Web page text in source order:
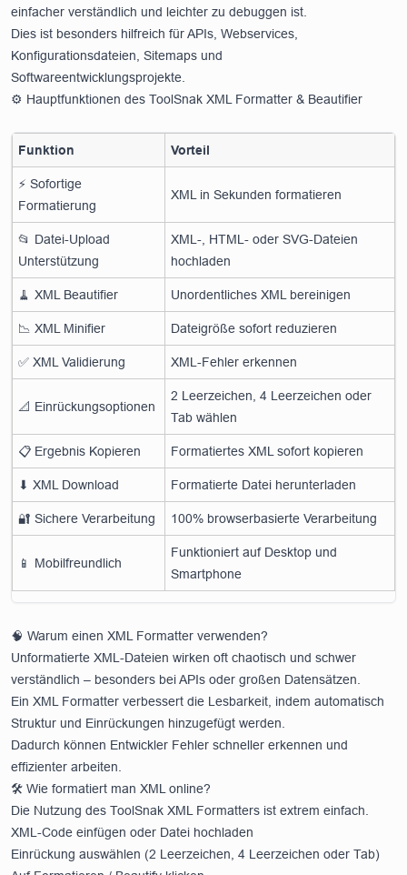
einfacher verständlich und leichter zu debuggen ist.
Dies ist besonders hilfreich für APIs, Webservices,
Konfigurationsdateien, Sitemaps und
Softwareentwicklungsprojekte.
⚙️ Hauptfunktionen des ToolSnak XML Formatter & Beautifier
Funktion Vorteil
⚡ Sofortige
Formatierung
XML in Sekunden formatieren
📂 Datei-Upload
Unterstützung
XML-, HTML- oder SVG-Dateien
hochladen
🧹 XML Beautifier Unordentliches XML bereinigen
📉 XML Minifier Dateigröße sofort reduzieren
✅ XML Validierung XML-Fehler erkennen
📐 Einrückungsoptionen
2 Leerzeichen, 4 Leerzeichen oder
Tab wählen
📋 Ergebnis Kopieren Formatiertes XML sofort kopieren
⬇ XML Download Formatierte Datei herunterladen
🔐 Sichere Verarbeitung 100% browserbasierte Verarbeitung
📱 Mobilfreundlich
Funktioniert auf Desktop und
Smartphone
🧠 Warum einen XML Formatter verwenden?
Unformatierte XML-Dateien wirken oft chaotisch und schwer
verständlich – besonders bei APIs oder großen Datensätzen.
Ein XML Formatter verbessert die Lesbarkeit, indem automatisch
Struktur und Einrückungen hinzugefügt werden.
Dadurch können Entwickler Fehler schneller erkennen und
effizienter arbeiten.
🛠️ Wie formatiert man XML online?
Die Nutzung des ToolSnak XML Formatters ist extrem einfach.
XML-Code einfügen oder Datei hochladen
Einrückung auswählen (2 Leerzeichen, 4 Leerzeichen oder Tab)